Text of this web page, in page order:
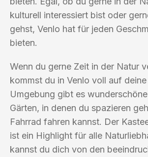
kulturell interessiert bist oder
gehst, Venlo hat für jeden
bieten.
Wenn du gerne Zeit in der Natur
kommst du in Venlo voll auf
Umgebung gibt es
Gärten, in denen du spazieren
Fahrrad fahren kannst. Der
ist ein Highlight für alle
kannst du dich von den